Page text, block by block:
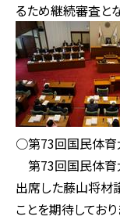
るため継続審査と
○第73回国民体育
第73回国民体育
出席した藤山将材
ことを期待しており